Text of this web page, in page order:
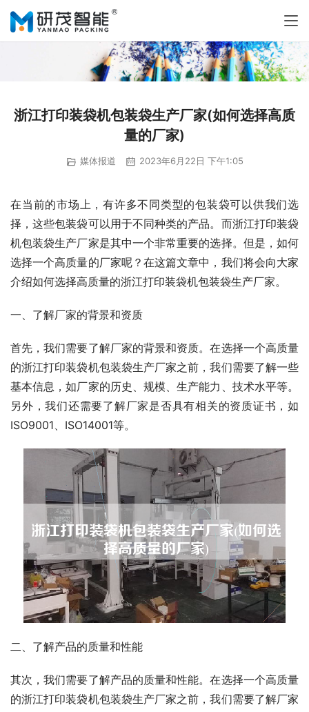
浙江打印装袋机包装袋生产厂家(如何选择高质
量的厂家)
媒体报道 2023年6月22日 下午1:05
在当前的市场上，有许多不同类型的包装袋可以供我们选
择，这些包装袋可以用于不同种类的产品。而浙江打印装袋
机包装袋生产厂家是其中一个非常重要的选择。但是，如何
选择一个高质量的厂家呢？在这篇文章中，我们将会向大家
介绍如何选择高质量的浙江打印装袋机包装袋生产厂家。
一、了解厂家的背景和资质
首先，我们需要了解厂家的背景和资质。在选择一个高质量
的浙江打印装袋机包装袋生产厂家之前，我们需要了解一些
基本信息，如厂家的历史、规模、生产能力、技术水平等。
另外，我们还需要了解厂家是否具有相关的资质证书，如
ISO9001、ISO14001等。
二、了解产品的质量和性能
其次，我们需要了解产品的质量和性能。在选择一个高质量
的浙江打印装袋机包装袋生产厂家之前，我们需要了解厂家